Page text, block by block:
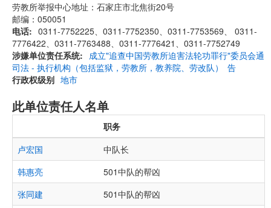
劳教所举报中心地址：石家庄市北焦街20号
邮编：050051
电话
0311-7752225、0311-7752350、0311-7753569、 0311-
7776422、0311-7763488、0311-7776421、0311-7752749
涉嫌单位责任系统
司法 - 执行机构（包括监狱，劳教所，教养院、劳改队）
成立"追查中国劳教所迫害法轮功罪行"委员会通
告
行政权级别 地市
此单位责任人名单
职务
卢宏国
中队长
韩惠亮
501中队的帮凶
张同建
501中队的帮凶